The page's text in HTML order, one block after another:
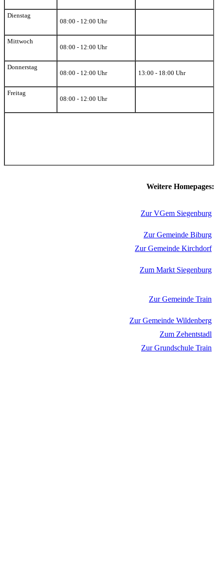
Dienstag
08:00 - 12:00 Uhr
Mittwoch
08:00 - 12:00 Uhr
Donnerstag
08:00 - 12:00 Uhr
13:00 - 18:00 Uhr
Freitag
08:00 - 12:00 Uhr
Weitere Homepages:
Zur VGem Siegenburg
Zur Gemeinde Biburg
Zur Gemeinde Kirchdorf
Zum Markt Siegenburg
Zur Gemeinde Train
Zur Gemeinde Wildenberg
Zum Zehentstadl
Zur Grundschule Train